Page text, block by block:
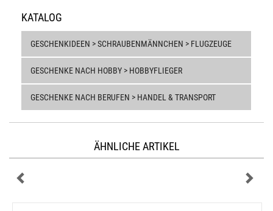
KATALOG
GESCHENKIDEEN > SCHRAUBENMÄNNCHEN > FLUGZEUGE
GESCHENKE NACH HOBBY > HOBBYFLIEGER
GESCHENKE NACH BERUFEN > HANDEL & TRANSPORT
ÄHNLICHE ARTIKEL